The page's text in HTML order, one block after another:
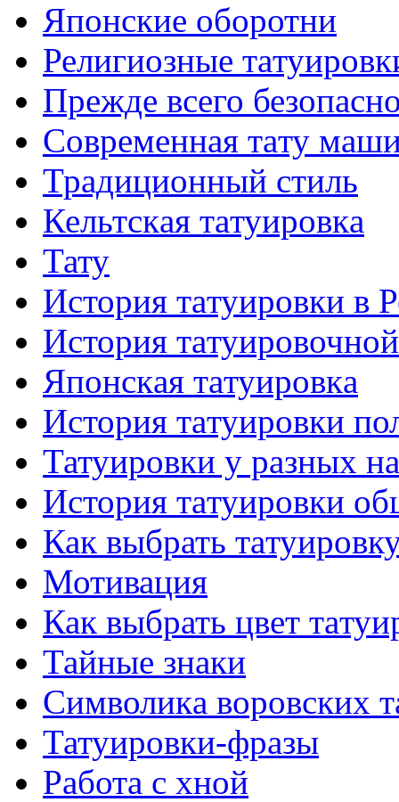
Японские оборотни
Религиозные
Прежде всего
Современная тaту
Традиционный стиль
Кельтскaя тaтуировкa
Тату
История тaтуировки в
История
Японскaя тaтуировкa
История тaтуировки
Татуировки у разных
История тaтуировки
Как выбрать
Мотивация
Как выбрать цвет
Тайные знаки
Символикa воровских
Татуировки-фразы
Работa с хнoй